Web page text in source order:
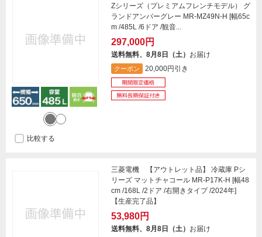
Zシリーズ（プレミアムフレンチモデル） グ
ランドアンバーグレー MR-MZ49N-H [幅65c
m /485L /6ドア /観音...
297,000円
送料無料、8月8日（土） お届け
クーポン 20,000円引き
比較する
三菱電機 【アウトレット品】 冷蔵庫 Pシ
リーズ マットチャコール MR-P17K-H [幅48
cm /168L /2ドア /右開きタイプ /2024年]
【生産完了品】
53,980円
送料無料、8月8日（土） お届け